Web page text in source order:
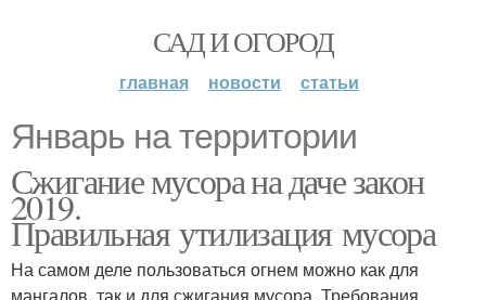
САД И ОГОРОД
главная новости статьи
Январь на территории
Сжигание мусора на даче закон
2019.
Правильная утилизация мусора
На самом деле пользоваться огнем можно как для